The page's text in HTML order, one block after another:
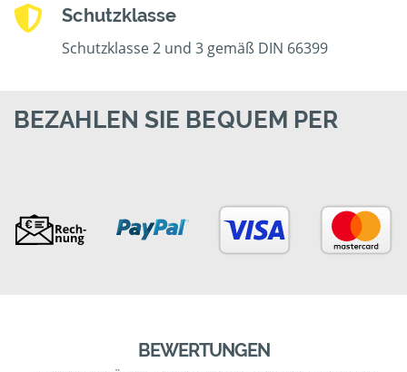
Schutzklasse
Schutzklasse 2 und 3 gemäß DIN 66399
BEZAHLEN SIE BEQUEM PER
BEWERTUNGEN